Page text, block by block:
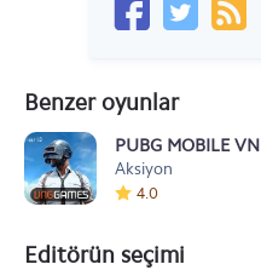
Benzer oyunlar
PUBG MOBILE VN
Aksiyon
4.0
Editörün seçimi